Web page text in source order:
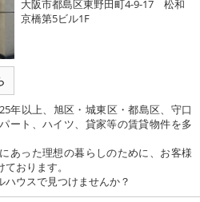
大阪市都島区東野田町4-9-17 松和
京橋第5ビル1F
年以上、旭区・城東区・都島区、守口
ート、ハイツ、貸家等の賃貸物件を多
あった理想の暮らしのために、お客様
おります。
ウスで見つけませんか？